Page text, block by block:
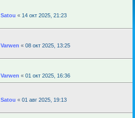
Satou « 14 окт 2025, 21:23
Varwen « 08 окт 2025, 13:25
Varwen « 01 окт 2025, 16:36
Satou « 01 авг 2025, 19:13